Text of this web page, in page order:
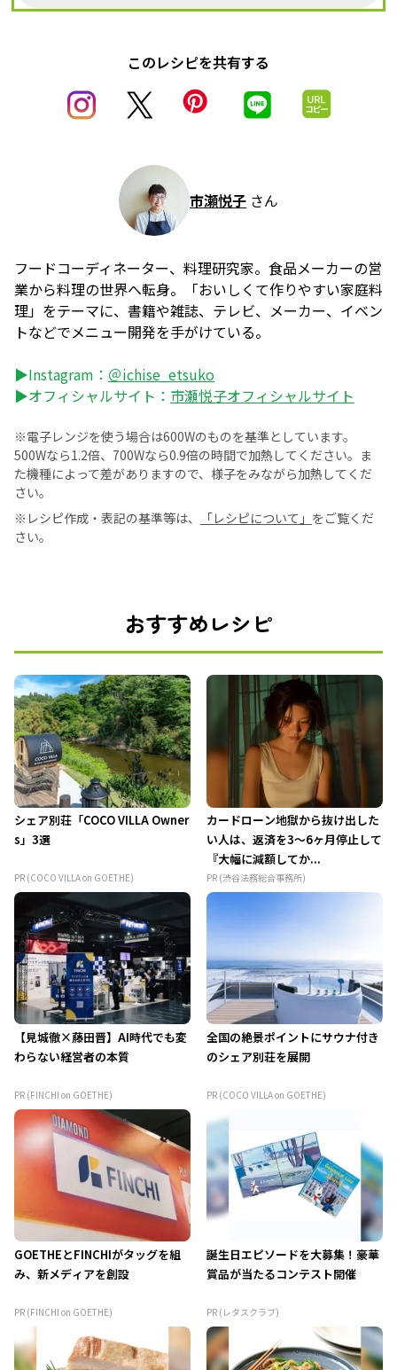
このレシピを共有する
市瀬悦子 さん
フードコーディネーター、料理研究家。食品メーカーの営
業から料理の世界へ転身。「おいしくて作りやすい家庭料
理」をテーマに、書籍や雑誌、テレビ、メーカー、イベン
トなどでメニュー開発を手がけている。
▶Instagram： ＠ichise_etsuko
▶オフィシャルサイト： 市瀬悦子オフィシャルサイト
※電子レンジを使う場合は600Wのものを基準としています。
500Wなら1.2倍、700Wなら0.9倍の時間で加熱してください。ま
た機種によって差がありますので、様子をみながら加熱してくだ
さい。
※レシピ作成・表記の基準等は、
「レシピについて」 をご覧くだ
さい。
おすすめレシピ
シェア別荘「COCO VILLA Owner
s」3選
PR (COCO VILLA on GOETHE)
カードローン地獄から抜け出した
い人は、返済を3～6ヶ月停止して
『大幅に減額してか...
PR (渋谷法務総合事務所)
【見城徹×藤田晋】AI時代でも変
わらない経営者の本質
PR (FINCHI on GOETHE)
全国の絶景ポイントにサウナ付き
のシェア別荘を展開
PR (COCO VILLA on GOETHE)
GOETHEとFINCHIがタッグを組
み、新メディアを創設
PR (FINCHI on GOETHE)
誕生日エピソードを大募集！豪華
賞品が当たるコンテスト開催
PR (レタスクラブ)